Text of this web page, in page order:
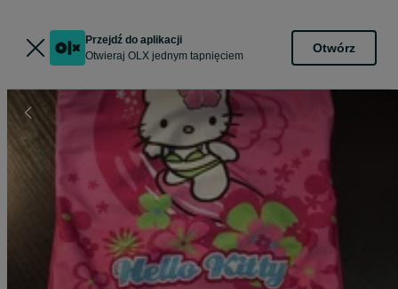
Przejdź do aplikacji
Otwieraj OLX jednym tapnięciem
Otwórz